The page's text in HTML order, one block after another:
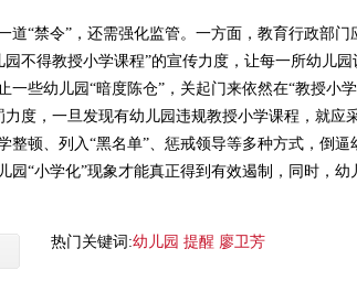
“禁令”，还需强化监管。一方面，教育行政部门
不得教授小学课程”的宣传力度，让每一所幼儿园
一些幼儿园“暗度陈仓”，关起门来依然在“教授小
度，一旦发现有幼儿园违规教授小学课程，就应
整顿、列入“黑名单”、惩戒领导等多种方式，倒逼
园“小学化”现象才能真正得到有效遏制，同时，幼
热门关键词:幼儿园 提醒 廖卫芳